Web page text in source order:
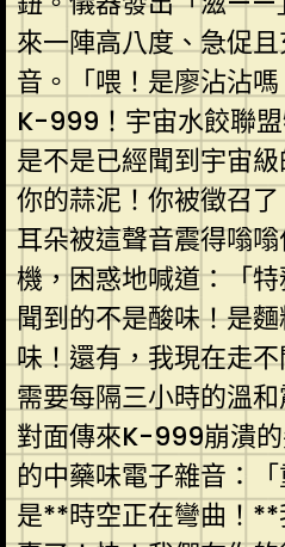
來一陣高八度、急促
音。「喂！是廖沾沾
K-999！宇宙水餃聯
是不是已經聞到宇宙
你的蒜泥！你被徵召
耳朵被這聲音震得嗡
機，困惑地喊道：「
聞到的不是酸味！是
味！還有，我現在走
需要每隔三小時的溫和
對面傳來K-999崩潰
的中藥味電子雜音：
是**時空正在彎曲！